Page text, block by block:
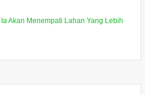
Akan Menempati Lahan Yang Lebih